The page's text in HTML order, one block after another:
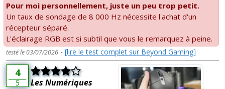
Pour moi personnellement, juste un peu trop petit.
Un taux de sondage de 8 000 Hz nécessite l'achat d'un
récepteur séparé.
L'éclairage RGB est si subtil que vous le remarquez à peine.
testé le 03/07/2026 - [lire le test complet sur Beyond Gaming]
4
5 Les Numériques